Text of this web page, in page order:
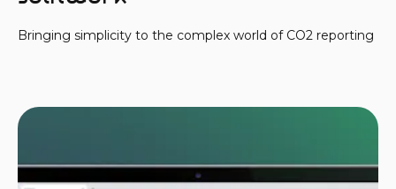
Bringing simplicity to the complex world of CO2 reporting